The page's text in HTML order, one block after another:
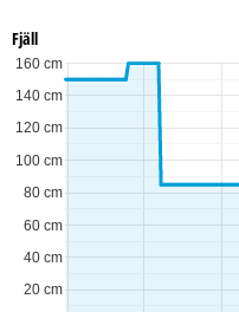
Fjäll
20 cm
40 cm
60 cm
80 cm
100 cm
120 cm
140 cm
160 cm